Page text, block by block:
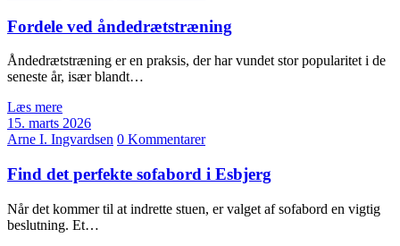
Fordele ved åndedrætstræning
Åndedrætstræning er en praksis, der har vundet stor popularitet i de
seneste år, især blandt…
Læs mere
15. marts 2026
Arne I. Ingvardsen 0 Kommentarer
Find det perfekte sofabord i Esbjerg
Når det kommer til at indrette stuen, er valget af sofabord en vigtig
beslutning. Et…